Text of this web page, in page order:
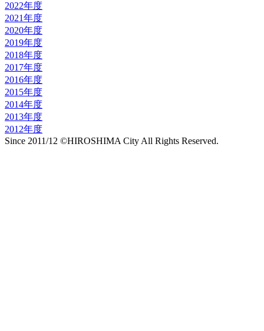
2022年度
2021年度
2020年度
2019年度
2018年度
2017年度
2016年度
2015年度
2014年度
2013年度
2012年度
Since 2011/12 ©HIROSHIMA City All Rights Reserved.